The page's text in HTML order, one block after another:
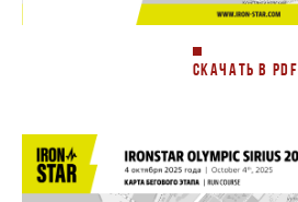
СКАЧАТЬ В PDF